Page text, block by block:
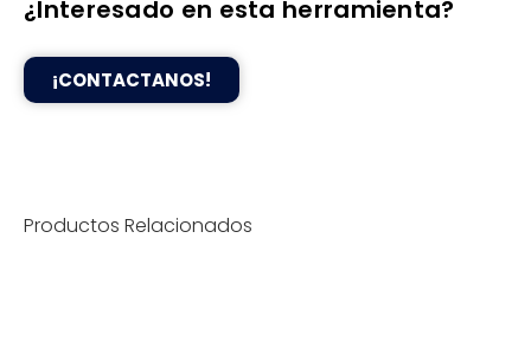
¿Interesado en esta herramienta?
¡CONTACTANOS!
Productos Relacionados